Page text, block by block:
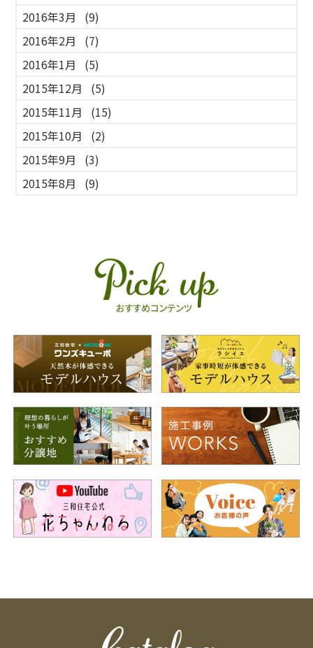
2016年3月
(9)
2016年2月
(7)
2016年1月
(5)
2015年12月
(5)
2015年11月
(15)
2015年10月
(2)
2015年9月
(3)
2015年8月
(9)